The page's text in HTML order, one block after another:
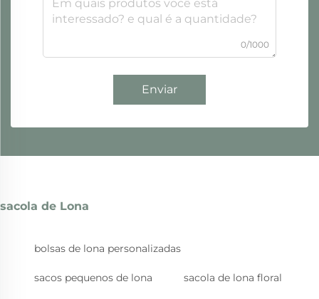
0/1000
Enviar
sacola de Lona
bolsas de lona personalizadas
sacos pequenos de lona sacola de lona floral